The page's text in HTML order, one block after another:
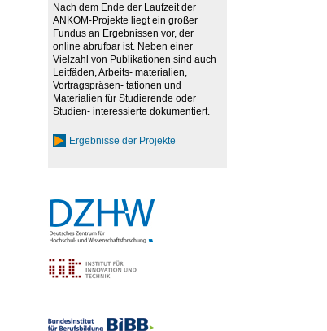
Nach dem Ende der Laufzeit der
ANKOM-Projekte liegt ein großer
Fundus an Ergebnissen vor, der
online abrufbar ist. Neben einer
Vielzahl von Publikationen sind auch
Leitfäden, Arbeits- materialien,
Vortragspräsen- tationen und
Materialien für Studierende oder
Studien- interessierte dokumentiert.
Ergebnisse der Projekte